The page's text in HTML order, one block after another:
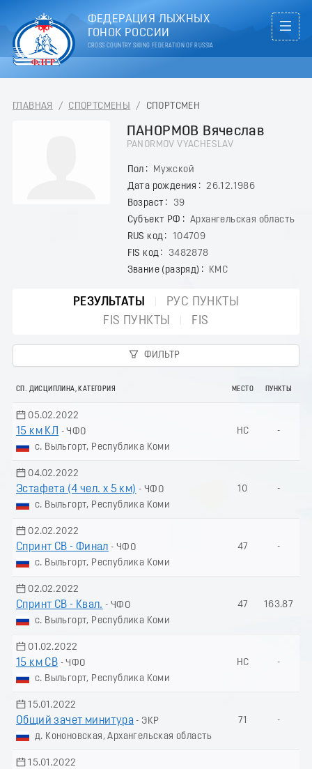
ФЕДЕРАЦИЯ ЛЫЖНЫХ
ГОНОК РОССИИ
CROSS COUNTRY SKIING FEDERATION OF RUSSIA
ГЛАВНАЯ / СПОРТСМЕНЫ / СПОРТСМЕН
ПАНОРМОВ Вячеслав
PANORMOV VYACHESLAV
Пол
Мужской
Дата рождения
26.12.1986
Возраст
39
Субъект РФ
Архангельская область
RUS код
104709
FIS код
3482878
Звание (разряд)
КМС
РЕЗУЛЬТАТЫ
РУС ПУНКТЫ
FIS ПУНКТЫ
FIS
ФИЛЬТР
СП. ДИСЦИПЛИНА, КАТЕГОРИЯ МЕСТО ПУНКТЫ
05.02.2022
15 км КЛ
- ЧФО
с. Выльгорт, Республика Коми
НС -
04.02.2022
Эстафета (4 чел. х 5 км) - ЧФО
с. Выльгорт, Республика Коми
10 -
02.02.2022
Спринт СВ - Финал - ЧФО
с. Выльгорт, Республика Коми
47 -
02.02.2022
Спринт СВ - Квал. - ЧФО
с. Выльгорт, Республика Коми
47 163.87
01.02.2022
15 км СВ - ЧФО
с. Выльгорт, Республика Коми
НС -
15.01.2022
Общий зачет минитура - ЭКР
д. Кононовская, Архангельская область
71 -
15.01.2022